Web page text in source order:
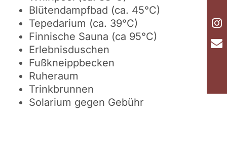
Blütendampfbad (ca. 45°C)
Tepedarium (ca. 39°C)
Finnische Sauna (ca 95°C)
Erlebnisduschen
Fußkneippbecken
Ruheraum
Trinkbrunnen
Solarium gegen Gebühr